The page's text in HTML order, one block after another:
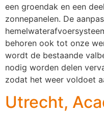
een groendak en een
zonnepanelen. De
behoren ook tot onze
wordt de bestaande
nodig worden delen
zodat het weer voldoet
Utrecht,